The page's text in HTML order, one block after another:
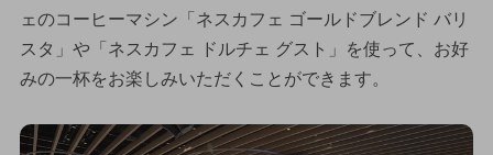
ェのコーヒーマシン「ネスカフェ ゴールドブレンド バリ
スタ」や「ネスカフェ ドルチェ グスト」を使って、お好
みの一杯をお楽しみいただくことができます。